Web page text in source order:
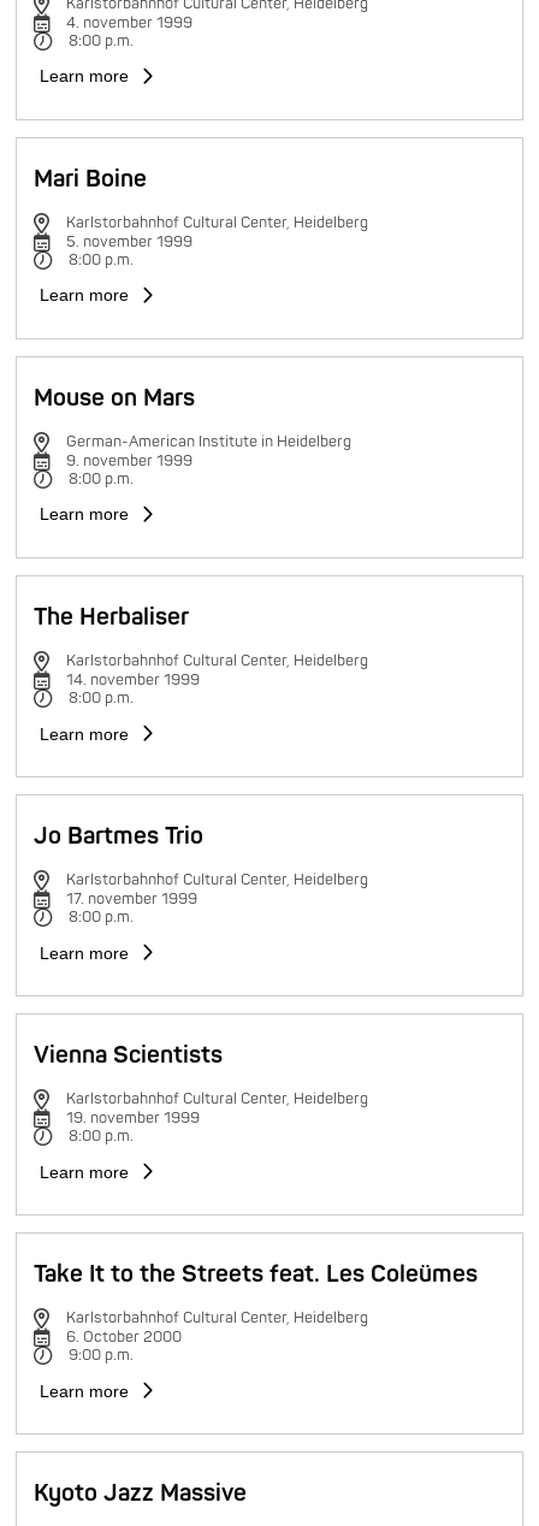
4. november 1999
8:00 p.m.
Learn more
Mari Boine
Karlstorbahnhof Cultural Center, Heidelberg
5. november 1999
8:00 p.m.
Learn more
Mouse on Mars
German-American Institute in Heidelberg
9. november 1999
8:00 p.m.
Learn more
The Herbaliser
Karlstorbahnhof Cultural Center, Heidelberg
14. november 1999
8:00 p.m.
Learn more
Jo Bartmes Trio
Karlstorbahnhof Cultural Center, Heidelberg
17. november 1999
8:00 p.m.
Learn more
Vienna Scientists
Karlstorbahnhof Cultural Center, Heidelberg
19. november 1999
8:00 p.m.
Learn more
Take It to the Streets feat. Les Coleümes
Karlstorbahnhof Cultural Center, Heidelberg
6. October 2000
9:00 p.m.
Learn more
Kyoto Jazz Massive